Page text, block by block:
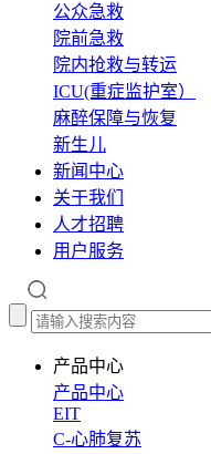
公众急救
院前急救
院内抢救与转运
ICU(重症监护室）
麻醉保障与恢复
新生儿
新闻中心
关于我们
人才招聘
用户服务
产品中心
产品中心
EIT
C-心肺复苏